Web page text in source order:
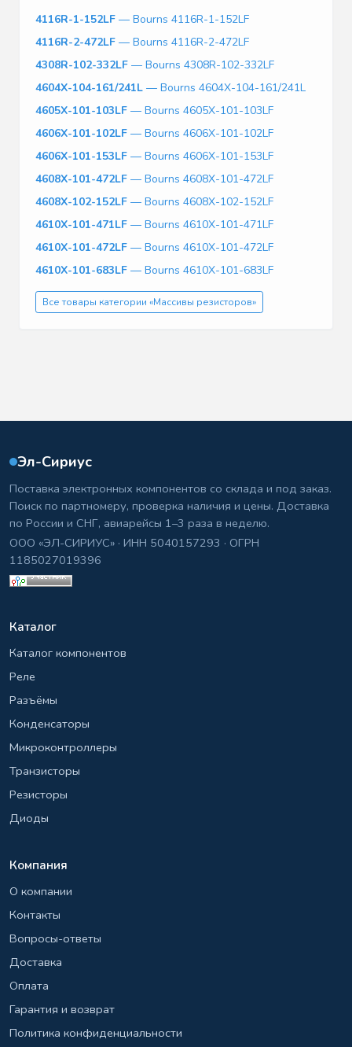
4116R-1-152LF — Bourns 4116R-1-152LF
4116R-2-472LF — Bourns 4116R-2-472LF
4308R-102-332LF — Bourns 4308R-102-332LF
4604X-104-161/241L — Bourns 4604X-104-161/241L
4605X-101-103LF — Bourns 4605X-101-103LF
4606X-101-102LF — Bourns 4606X-101-102LF
4606X-101-153LF — Bourns 4606X-101-153LF
4608X-101-472LF — Bourns 4608X-101-472LF
4608X-102-152LF — Bourns 4608X-102-152LF
4610X-101-471LF — Bourns 4610X-101-471LF
4610X-101-472LF — Bourns 4610X-101-472LF
4610X-101-683LF — Bourns 4610X-101-683LF
Все товары категории «Массивы резисторов»
Эл-Сириус
Поставка электронных компонентов со склада и под заказ.
Поиск по партномеру, проверка наличия и цены. Доставка
по России и СНГ, авиарейсы 1–3 раза в неделю.
ООО «ЭЛ-СИРИУС» · ИНН 5040157293 · ОГРН
1185027019396
Каталог
Каталог компонентов
Реле
Разъёмы
Конденсаторы
Микроконтроллеры
Транзисторы
Резисторы
Диоды
Компания
О компании
Контакты
Вопросы-ответы
Доставка
Оплата
Гарантия и возврат
Политика конфиденциальности